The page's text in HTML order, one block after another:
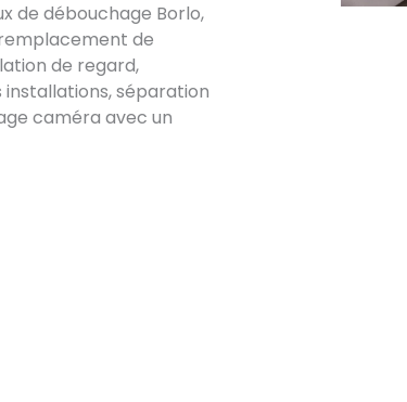
de débouchage Borlo,
de
de regard,
séparation
caméra avec un